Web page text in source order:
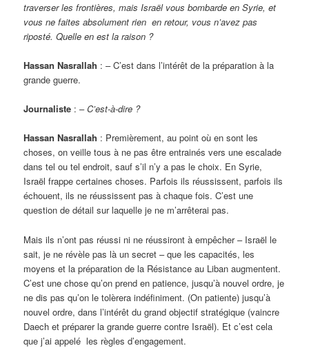
traverser les frontières, mais Israël vous bombarde en Syrie, et
vous ne faites absolument rien en retour, vous n’avez pas
riposté. Quelle en est la raison ?
Hassan Nasrallah : – C’est dans l’intérêt de la préparation à la
grande guerre.
Journaliste : –C’est-à-dire ?
Hassan Nasrallah : Premièrement, au point où en sont les
choses, on veille tous à ne pas être entrainés vers une escalade
dans tel ou tel endroit, sauf s’il n’y a pas le choix. En Syrie,
Israël frappe certaines choses. Parfois ils réussissent, parfois ils
échouent, ils ne réussissent pas à chaque fois. C’est une
question de détail sur laquelle je ne m’arrêterai pas.
Mais ils n’ont pas réussi ni ne réussiront à empêcher – Israël le
sait, je ne révèle pas là un secret – que les capacités, les
moyens et la préparation de la Résistance au Liban augmentent.
C’est une chose qu’on prend en patience, jusqu’à nouvel ordre, je
ne dis pas qu’on le tolèrera indéfiniment. (On patiente) jusqu’à
nouvel ordre, dans l’intérêt du grand objectif stratégique (vaincre
Daech et préparer la grande guerre contre Israël). Et c’est cela
que j’ai appelé les règles d’engagement.